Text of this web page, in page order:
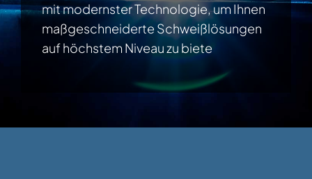
mit modernster Technologie, um Ihnen
maßgeschneiderte Schweißlösungen
auf höchstem Niveau zu biete